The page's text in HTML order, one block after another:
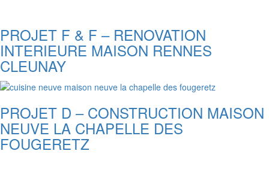
PROJET F & F – RENOVATION
INTERIEURE MAISON RENNES
CLEUNAY
PROJET D – CONSTRUCTION MAISON
NEUVE LA CHAPELLE DES
FOUGERETZ